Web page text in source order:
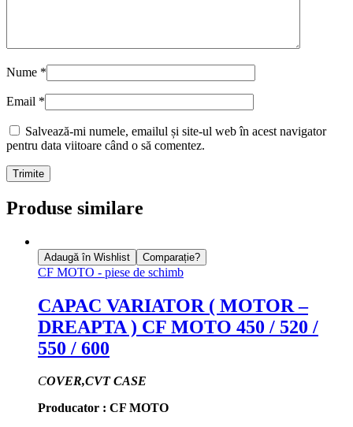
Nume *
Email *
Salvează-mi numele, emailul și site-ul web în acest navigator
pentru data viitoare când o să comentez.
Produse similare
Adaugă în Wishlist Comparație?
CF MOTO - piese de schimb
CAPAC VARIATOR ( MOTOR –
DREAPTA ) CF MOTO 450 / 520 /
550 / 600
COVER,CVT CASE
Producator : CF MOTO